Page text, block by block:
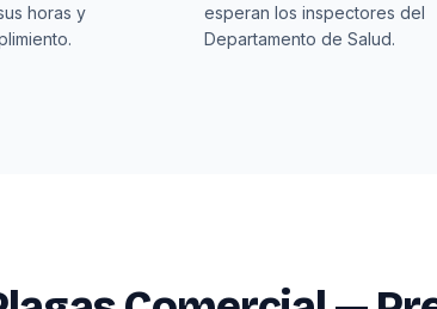
horas y
esperan los inspectores del
Departamento de Salud.